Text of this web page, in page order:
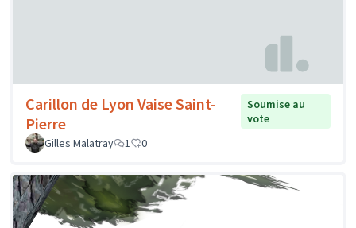
Carillon de Lyon Vaise Saint-
Pierre
Soumise au
vote
Gilles Malatray
1 0